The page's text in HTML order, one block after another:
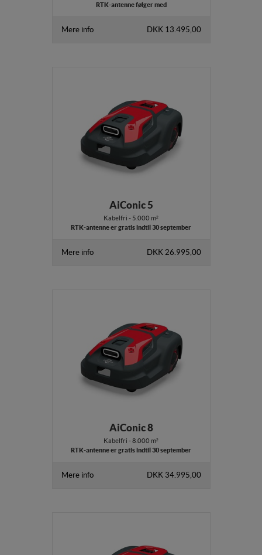
RTK-antenne følger med
Mere info DKK 13.495,00
AiConic 5
Kabelfri - 5.000 m²
RTK-antenne er gratis indtil 30 september
Mere info DKK 26.995,00
AiConic 8
Kabelfri - 8.000 m²
RTK-antenne er gratis indtil 30 september
Mere info DKK 34.995,00